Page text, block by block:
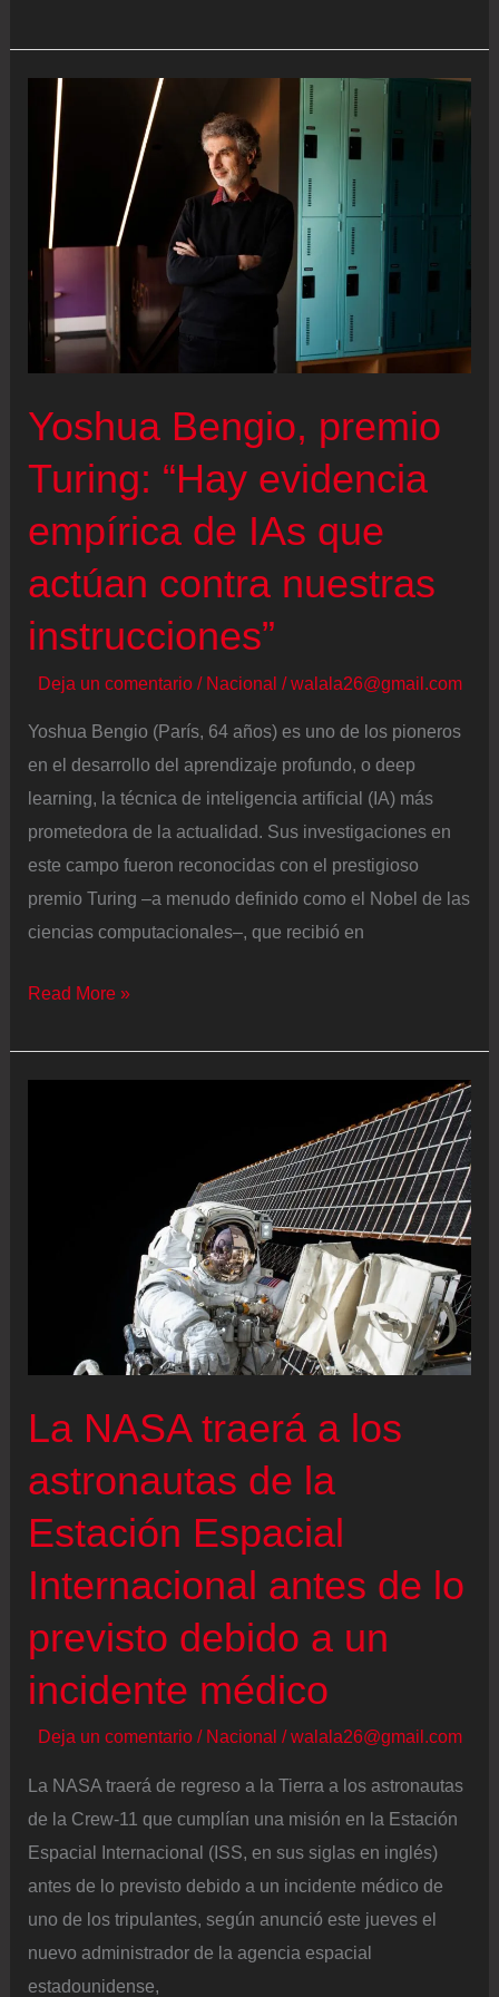
pasos
Mutis
Yoshua Bengio, premio
Turing: “Hay evidencia
empírica de IAs que
actúan contra nuestras
instrucciones”
Deja un comentario / Nacional /walala26@gmail.com
Yoshua Bengio (París, 64 años) es uno de los pioneros
en el desarrollo del aprendizaje profundo, o deep
learning, la técnica de inteligencia artificial (IA) más
prometedora de la actualidad. Sus investigaciones en
este campo fueron reconocidas con el prestigioso
premio Turing –a menudo definido como el Nobel de las
ciencias computacionales–, que recibió en
Yoshua
premio
instrucciones”
Read More »
La NASA traerá a los
astronautas de la
Estación Espacial
Internacional antes de lo
previsto debido a un
incidente médico
Deja un comentario / Nacional /walala26@gmail.com
La NASA traerá de regreso a la Tierra a los astronautas
de la Crew-11 que cumplían una misión en la Estación
Espacial Internacional (ISS, en sus siglas en inglés)
antes de lo previsto debido a un incidente médico de
uno de los tripulantes, según anunció este jueves el
nuevo administrador de la agencia espacial
estadounidense,